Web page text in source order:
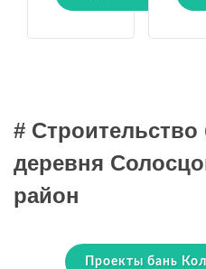
# Строительство
деревня
район
Проекты бань